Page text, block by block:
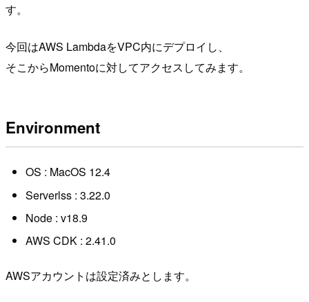
す。
今回はAWS LambdaをVPC内にデプロイし、
そこからMomentoに対してアクセスしてみます。
Environment
OS : MacOS 12.4
Serverlss : 3.22.0
Node : v18.9
AWS CDK : 2.41.0
AWSアカウントは設定済みとします。